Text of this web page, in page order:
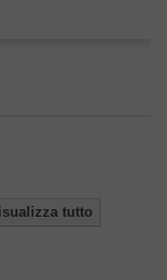
tutto